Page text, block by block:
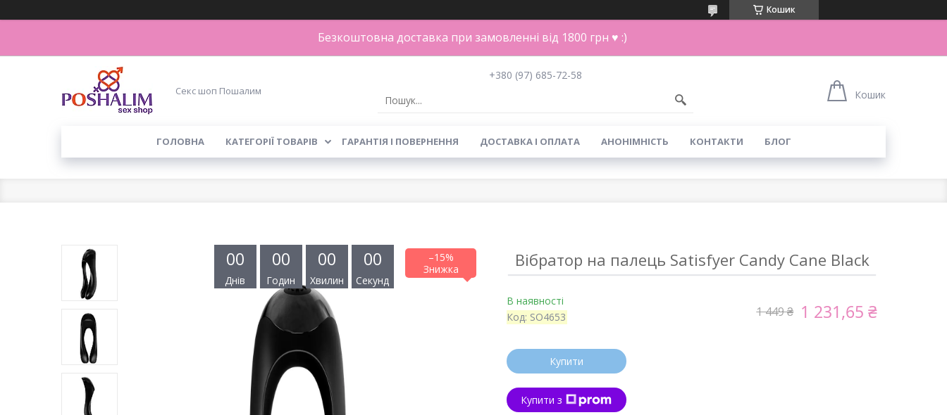
Кошик
Безкоштовна доставка при замовленні від 1800 грн ♥ :)
Секс шоп Пошалим
+380 (97) 685-72-58
Кошик
ГОЛОВНА КАТЕГОРІЇ ТОВАРІВ ГАРАНТІЯ І ПОВЕРНЕННЯ ДОСТАВКА І ОПЛАТА АНОНІМНІСТЬ КОНТАКТИ БЛОГ
–15%
00
Днів
00
Годин
00
Хвилин
00
Секунд
Вібратор на палець Satisfyer Candy Cane Black
В наявності
Код: SO4653 1 449 ₴ 1 231,65 ₴
Купити
Купити з